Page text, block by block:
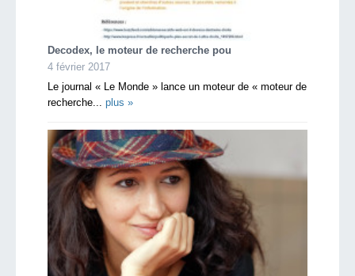
Decodex, le moteur de recherche pou
4 février 2017
Le journal « Le Monde » lance un moteur de « moteur de
recherche... plus »